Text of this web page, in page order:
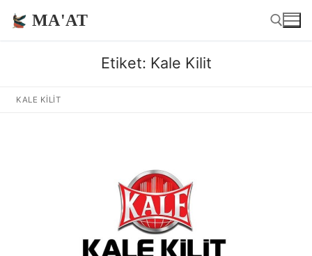
atla
MA'AT
Etiket: Kale Kilit
KALE KILIT